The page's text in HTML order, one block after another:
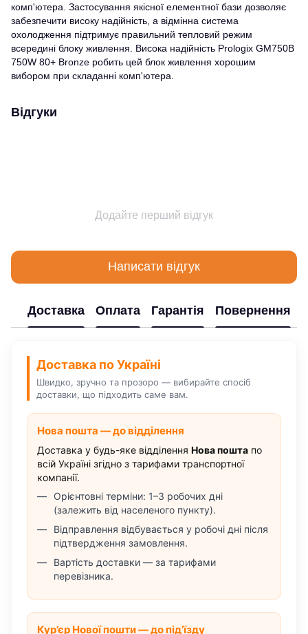
комп'ютера. Застосування якісної елементної бази дозволяє
забезпечити високу надійність, а відмінна система
охолодження підтримує правильний тепловий режим
всередині блоку живлення. Висока надійність Prologix GM750B
750W 80+ Bronze робить цей блок живлення хорошим
вибором при складанні комп'ютера.
Відгуки
Додайте перший відгук
Написати відгук
Доставка Оплата Гарантія Повернення
Доставка по Україні
Швидко, зручно та прозоро — вибирайте спосіб
доставки, що підходить саме вам.
Нова пошта — до відділення
Доставка у будь-яке відділення Нова пошта по
всій Україні згідно з тарифами транспортної
компанії.
Орієнтовні терміни: 1–3 робочих дні
(залежить від населеного пункту).
Відправлення відбувається у робочі дні після
підтвердження замовлення.
Вартість доставки — за тарифами
перевізника.
Кур’єр Нової пошти — до під’їзду